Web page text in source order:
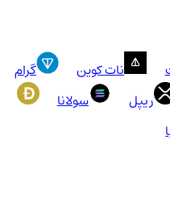
نات کوین
گرام
ریپل
سولانا